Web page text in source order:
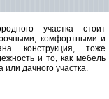
участка стоит
комфортными и
конструкция, тоже
и то, как мебель
дачного участка.